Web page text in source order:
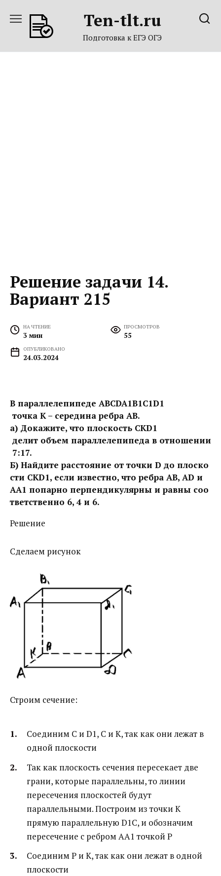
содержанию
Ten-tlt.ru
Подготовка к ЕГЭ ОГЭ
Решение задачи 14.
Вариант 215
НА ЧТЕНИЕ
3 мин
ПРОСМОТРОВ
55
ОПУБЛИКОВАНО
24.03.2024
В параллелепипеде ABCDA1B1C1D1
точка К – середина ребра АВ.
а) Докажите, что плоскость СКD1
делит объем параллелепипеда в отношении
7:17.
Б) Найдите расстояние от точки D до плоско
сти СКD1, если известно, что ребра АВ, АD и
АА1 попарно перпендикулярны и равны соо
тветственно 6, 4 и 6.
Решение
Сделаем рисунок
Строим сечение:
Соединим C и D1, С и K, так как они лежат в
одной плоскости
Так как плоскость сечения пересекает две
грани, которые параллельны, то линии
пересечения плоскостей будут
параллельными. Построим из точки K
прямую параллельную D1C, и обозначим
пересечение с ребром AA1 точкой P
Соединим P и K, так как они лежат в одной
плоскости